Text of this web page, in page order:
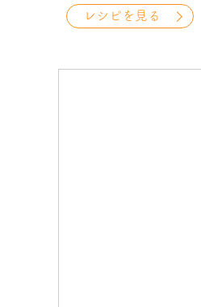
レシピを見る